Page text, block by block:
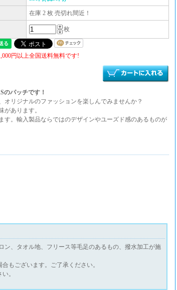
在庫 2 枚 売切れ間近！
枚
円以上全国送料無料です!
パッチです！
リジナルのファッションを楽しんでみませんか？
あります。
す。輸入製品ならではのデザインやユーズド感のあるものが
、タオル地、フリース等毛足のあるもの、撥水加工が施
もございます。ご了承ください。
。